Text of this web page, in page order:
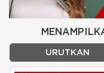
URUTKAN